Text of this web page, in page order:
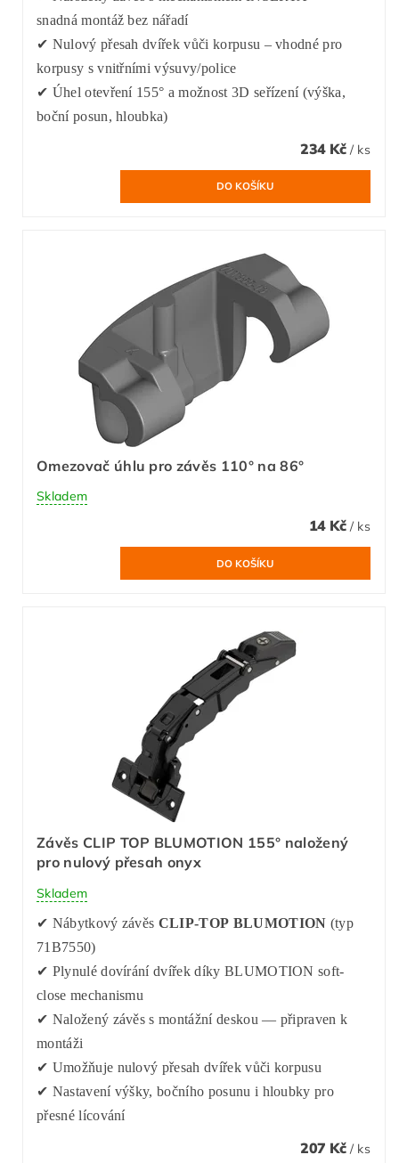
snadná montáž bez nářadí
✔ Nulový přesah dvířek vůči korpusu – vhodné pro
korpusy s vnitřními výsuvy/police
✔ Úhel otevření 155° a možnost 3D seřízení (výška,
boční posun, hloubka)
234 Kč / ks
Omezovač úhlu pro závěs 110° na 86°
Skladem
14 Kč / ks
Závěs CLIP TOP BLUMOTION 155° naložený
pro nulový přesah onyx
Skladem
✔ Nábytkový závěs CLIP-TOP BLUMOTION (typ
71B7550)
✔ Plynulé dovírání dvířek díky BLUMOTION soft-
close mechanismu
✔ Naložený závěs s montážní deskou — připraven k
montáži
✔ Umožňuje nulový přesah dvířek vůči korpusu
✔ Nastavení výšky, bočního posunu i hloubky pro
přesné lícování
207 Kč / ks